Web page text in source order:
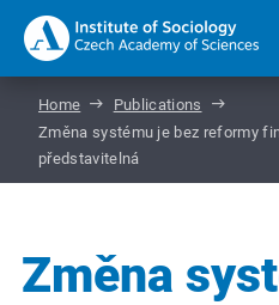
Home
Publications
Změna systému je bez reformy
představitelná
Změna